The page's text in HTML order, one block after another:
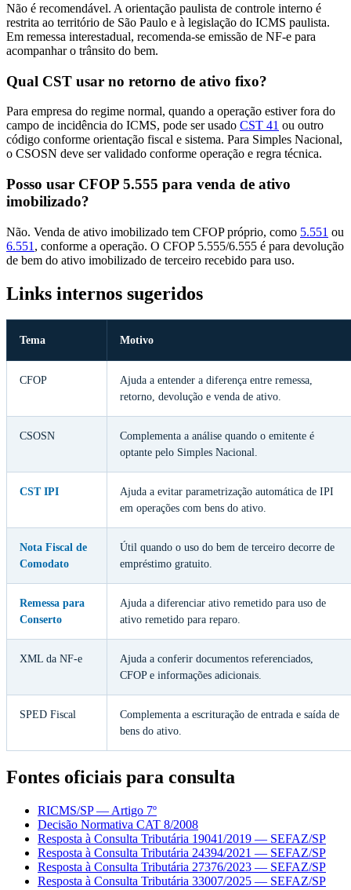
Não é recomendável. A orientação paulista de controle interno é
restrita ao território de São Paulo e à legislação do ICMS paulista.
Em remessa interestadual, recomenda-se emissão de NF-e para
acompanhar o trânsito do bem.
Qual CST usar no retorno de ativo fixo?
Para empresa do regime normal, quando a operação estiver fora do
campo de incidência do ICMS, pode ser usado CST 41 ou outro
código conforme orientação fiscal e sistema. Para Simples Nacional,
o CSOSN deve ser validado conforme operação e regra técnica.
Posso usar CFOP 5.555 para venda de ativo
imobilizado?
Não. Venda de ativo imobilizado tem CFOP próprio, como 5.551 ou
6.551 , conforme a operação. O CFOP 5.555/6.555 é para devolução
de bem do ativo imobilizado de terceiro recebido para uso.
Links internos sugeridos
Tema Motivo
CFOP
Ajuda a entender a diferença entre remessa,
retorno, devolução e venda de ativo.
CSOSN
Complementa a análise quando o emitente é
optante pelo Simples Nacional.
CST IPI
Ajuda a evitar parametrização automática de IPI
em operações com bens do ativo.
Nota Fiscal de
Comodato
Útil quando o uso do bem de terceiro decorre de
empréstimo gratuito.
Remessa para
Conserto
Ajuda a diferenciar ativo remetido para uso de
ativo remetido para reparo.
XML da NF-e
Ajuda a conferir documentos referenciados,
CFOP e informações adicionais.
SPED Fiscal
Complementa a escrituração de entrada e saída de
bens do ativo.
Fontes oficiais para consulta
RICMS/SP — Artigo 7º
Decisão Normativa CAT 8/2008
Resposta à Consulta Tributária 19041/2019 — SEFAZ/SP
Resposta à Consulta Tributária 24394/2021 — SEFAZ/SP
Resposta à Consulta Tributária 27376/2023 — SEFAZ/SP
Resposta à Consulta Tributária 33007/2025 — SEFAZ/SP